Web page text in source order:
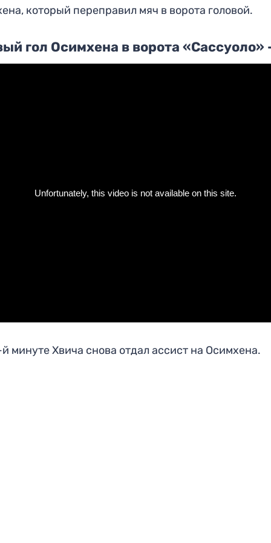
который переправил мяч в ворота головой.
гол Осимхена в ворота «Сассуоло»
минуте Хвича снова отдал ассист на Осимхена.